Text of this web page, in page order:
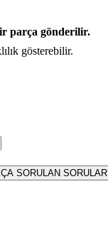
parça gönderilir.
gösterebilir.
SORULAN SORULAR